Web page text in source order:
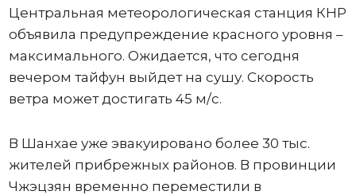
Центральная метеорологическая станция КНР
объявила предупреждение красного уровня –
максимального. Ожидается, что сегодня
вечером тайфун выйдет на сушу. Скорость
ветра может достигать 45 м/с.
В Шанхае уже эвакуировано более 30 тыс.
жителей прибрежных районов. В провинции
Чжэцзян временно переместили в